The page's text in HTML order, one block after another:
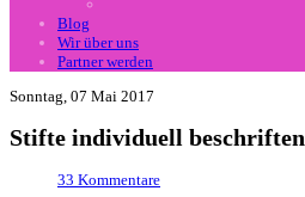
Blog
Wir über uns
Partner werden
Sonntag, 07 Mai 2017
Stifte individuell beschriften
33 Kommentare